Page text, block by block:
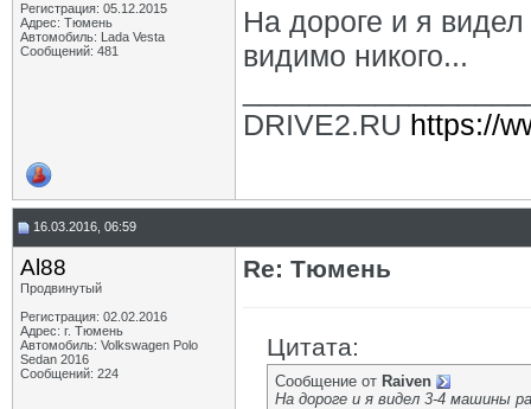
Регистрация: 05.12.2015
Адрес: Тюмень
Автомобиль: Lada Vesta
Сообщений: 481
На дороге и я
видимо никого...
DRIVE2.RU https://
16.03.2016, 06:59
Al88
Продвинутый
Регистрация: 02.02.2016
Адрес: г. Тюмень
Автомобиль: Volkswagen Polo
Sedan 2016
Сообщений: 224
Re: Тюмень
Цитата:
Сообщение от Raiven
На дороге и я видел 3-4 машины